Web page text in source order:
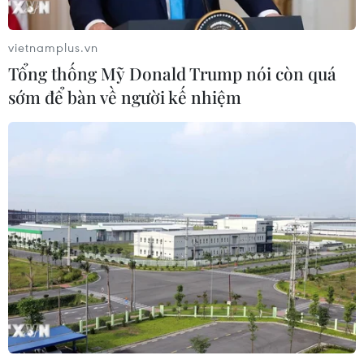
Xem thêm
THỦY
Sở hữu trí tuệ
Quy định sử dụng
RSS
Hỗ trợ
Ngôn ngữ
TTXVN
Dịch vụ tin
Quảng cáo
vietnamplus.vn
Tổng thống Mỹ Donald Trump nói còn quá
sớm để bàn về người kế nhiệm